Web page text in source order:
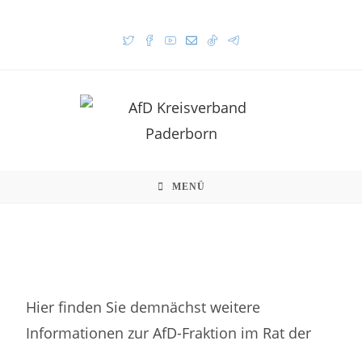
MENÜ
Hier finden Sie demnächst weitere
Informationen zur AfD-Fraktion im Rat der